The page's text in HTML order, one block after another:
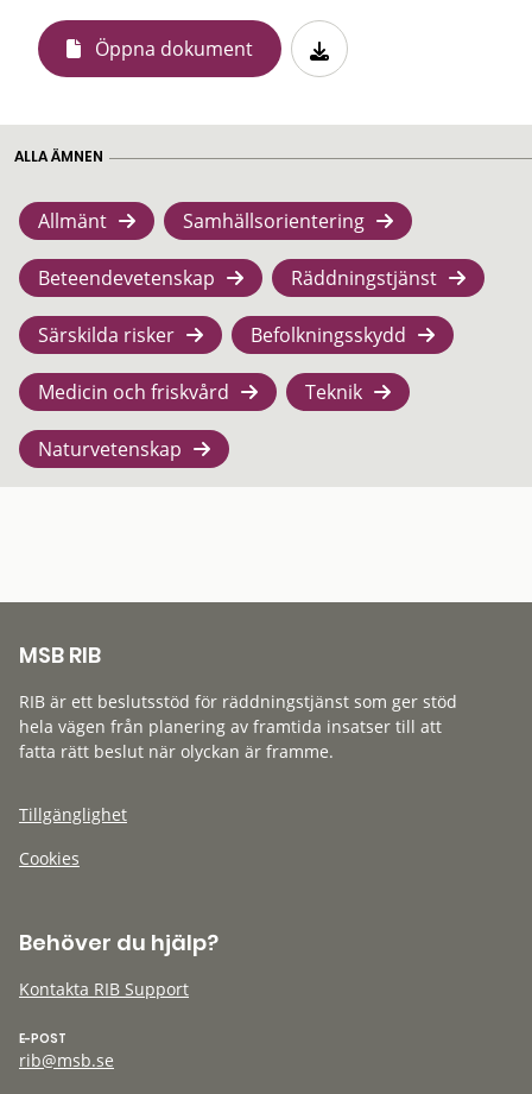
Öppna dokument
ALLA ÄMNEN
Allmänt Samhällsorientering
Beteendevetenskap Räddningstjänst
Särskilda risker Befolkningsskydd
Medicin och friskvård Teknik
Naturvetenskap
MSB RIB
RIB är ett beslutsstöd för räddningstjänst som ger stöd
hela vägen från planering av framtida insatser till att
fatta rätt beslut när olyckan är framme.
Tillgänglighet
Cookies
Behöver du hjälp?
Kontakta RIB Support
E-POST
rib@msb.se